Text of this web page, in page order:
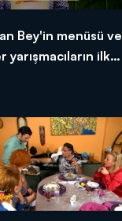
Bey'in menüsü ve
yarışmacıların ilk